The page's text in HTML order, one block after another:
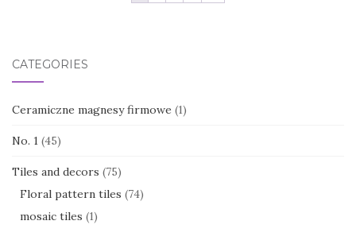
CATEGORIES
Ceramiczne magnesy firmowe (1)
No. 1 (45)
Tiles and decors (75)
Floral pattern tiles (74)
mosaic tiles (1)